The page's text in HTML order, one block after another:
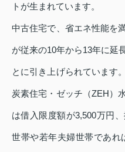
トが生まれています。
中古住宅で、省エネ性能を
が従来の10年から13年に延
とに引き上げられています
炭素住宅・ゼッチ（ZEH）
は借入限度額が3,500万円
世帯や若年夫婦世帯であれ